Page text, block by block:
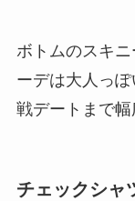
ボトムのスキ
ーデは大人っ
戦デートまで幅
チェックシャ